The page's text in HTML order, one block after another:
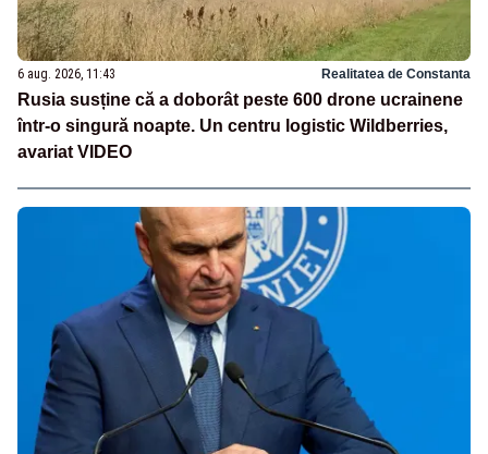
6 aug. 2026, 11:43 Realitatea de Constanta
Rusia susține că a doborât peste 600 drone ucrainene
într-o singură noapte. Un centru logistic Wildberries,
avariat VIDEO